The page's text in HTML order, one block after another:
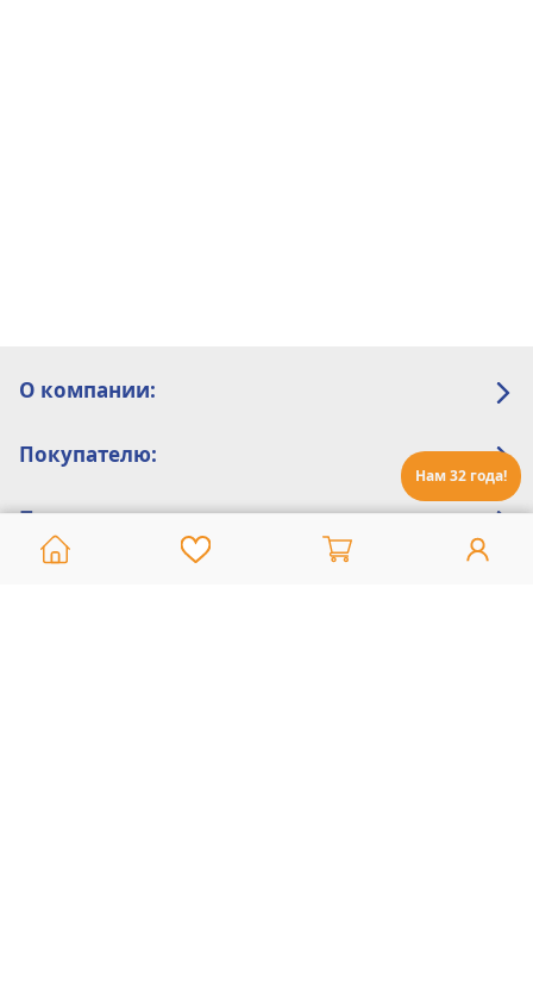
Нам 32 года!
О компании:
Покупателю:
Помощь: